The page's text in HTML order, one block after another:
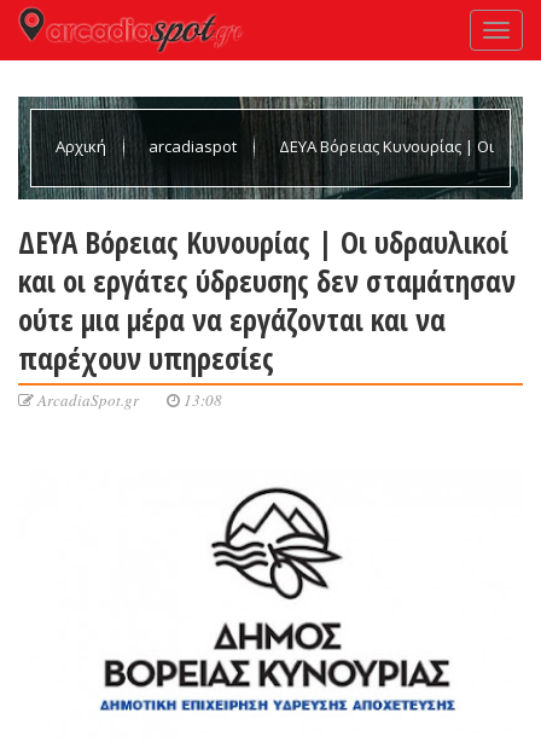
Αρχική arcadiaspot ΔΕΥΑ Βόρειας Κυνουρίας | Οι
μέρα να εργάζονται και να παρέχουν υπηρεσίες
ΔΕΥΑ Βόρειας Κυνουρίας | Οι υδραυλικοί
και οι εργάτες ύδρευσης δεν σταμάτησαν
ούτε μια μέρα να εργάζονται και να
παρέχουν υπηρεσίες
ArcadiaSpot.gr 13:08